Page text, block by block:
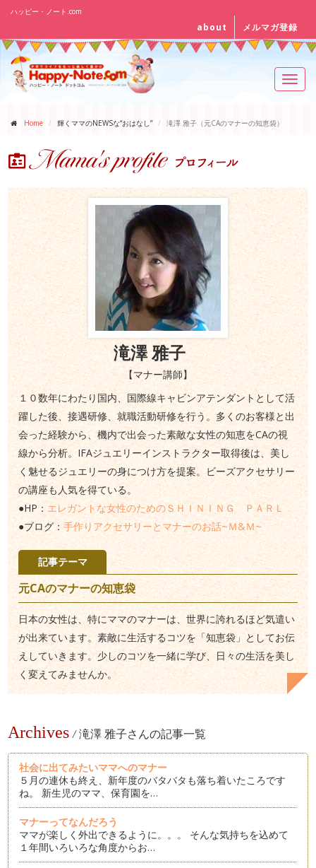
ハッピー・ノート.com
about メルマガ登録
Home 輝くママのNEWSな“おはなし” 滝澤 雅子（元CAのマナーの知恵袋）
滝澤 雅子
【マナー講師】
１０数年にわたり国内、国際線キャビンアテンダントとして活
躍した後、接遇研修、就職活動研修を行う。多くのお客様と出
会った経験から、機内で出会った素敵な女性の知恵をCAの視
線から分析。IFAジュエリーインストラクター取得後は、美し
く魅せるジュエリーの身につけ方を提案。ビーズアクセサリー
の講座も人気を得ている。
●HP： エレガントな女性のためのＳＨＩＮＩＮＧ ＰＡＲＬ
●ブログ：手作りアクセサリーとマナーのお話~Ｍ&Ｍ~
記事テーマ
元CAのマナーの知恵袋
日本の女性は、特にママのマナーは、世界に誇れるほど気遣い
が出来ています。素敵に生活するコツを「知恵袋」としてお伝
えしていきます。少しのコツを一緒に学び、日々の生活を美し
く変えてみませんか。
Archives / 滝澤 雅子さんの記事一覧
社会に出てみたいママへのマナー
５月の連休も終え、新年度のバタバタも落ち着いたころです
ね。 新生児のママ、保育園を…
マナーってなんだろう
ママが楽しく外出できるように。。。 そんな気持ちを込めて
１年間いろいろな角度からお…